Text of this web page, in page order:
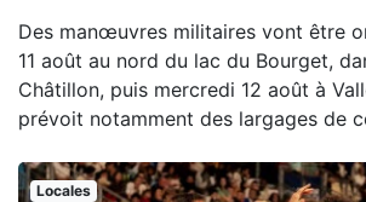
Des manœuvres militaires vont être
11 août au nord du lac du Bourget,
Châtillon, puis mercredi 12 août à
prévoit notamment des largages de
Locales